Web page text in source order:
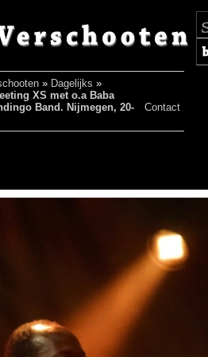
» Dagelijks »
XS met o.a Baba
Band. Nijmegen, 20-
Contact